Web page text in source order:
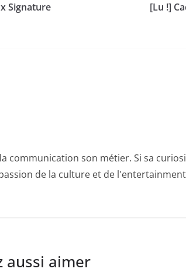
Signature
[Lu !]
communication son métier. Si sa
de la culture et de
aussi aimer